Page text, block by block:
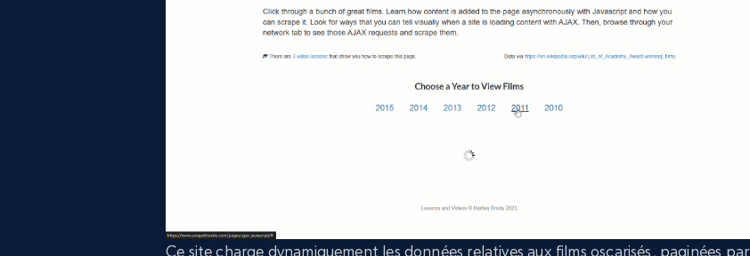
Ce site charge dynamiquement les données relatives aux films oscarisés, paginées par